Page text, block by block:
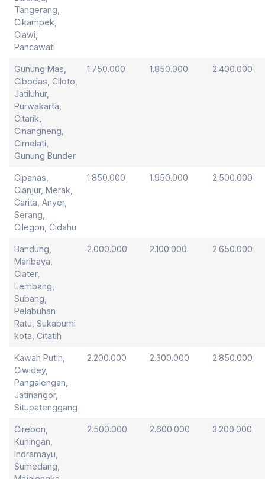
Tangerang,
Cikampek,
Ciawi,
Pancawati
Gunung Mas,
Cibodas, Ciloto,
Jatiluhur,
Purwakarta,
Citarik,
Cinangneng,
Cimelati,
Gunung Bunder
1.750.000 1.850.000 2.400.000
Cipanas,
Cianjur, Merak,
Carita, Anyer,
Serang,
Cilegon, Cidahu
1.850.000 1.950.000 2.500.000
Bandung,
Maribaya,
Ciater,
Lembang,
Subang,
Pelabuhan
Ratu, Sukabumi
kota, Citatih
2.000.000 2.100.000 2.650.000
Kawah Putih,
Ciwidey,
Pangalengan,
Jatinangor,
Situpatenggang
2.200.000 2.300.000 2.850.000
Cirebon,
Kuningan,
Indramayu,
Sumedang,
2.500.000 2.600.000 3.200.000